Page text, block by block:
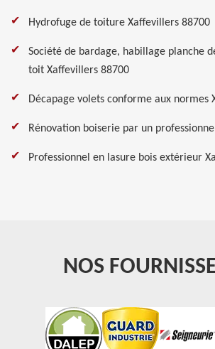
Hydrofuge de toiture Xaffevillers 88700
Société de bardage, habillage planche
toit Xaffevillers 88700
Décapage volets conforme aux normes
Rénovation boiserie par un
Professionnel en lasure bois extérieur
NOS